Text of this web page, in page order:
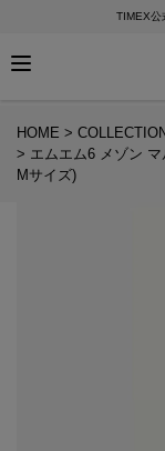
TIMEX
HOME
エムエム6 メゾン
Mサイズ)